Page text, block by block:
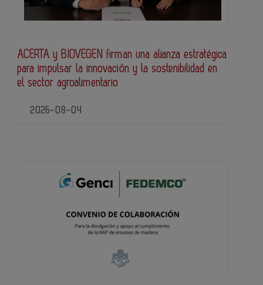
ACERTA y BIOVEGEN firman una alianza estratégica
para impulsar la innovación y la sostenibilidad en
el sector agroalimentario
2026-08-04